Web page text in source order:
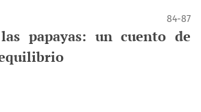
84-87
papayas: un cuento de